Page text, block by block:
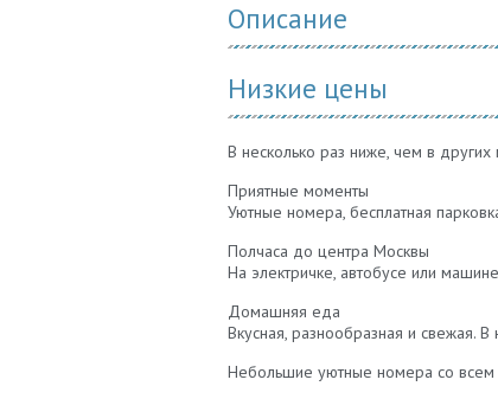
Описание
Низкие цены
В несколько раз ниже, чем в других
Приятные моменты
Уютные номера, бесплатная
Полчаса до центра Москвы
На электричке, автобусе или машине
Домашняя еда
Вкусная, разнообразная и свежая.
Небольшие уютные номера со